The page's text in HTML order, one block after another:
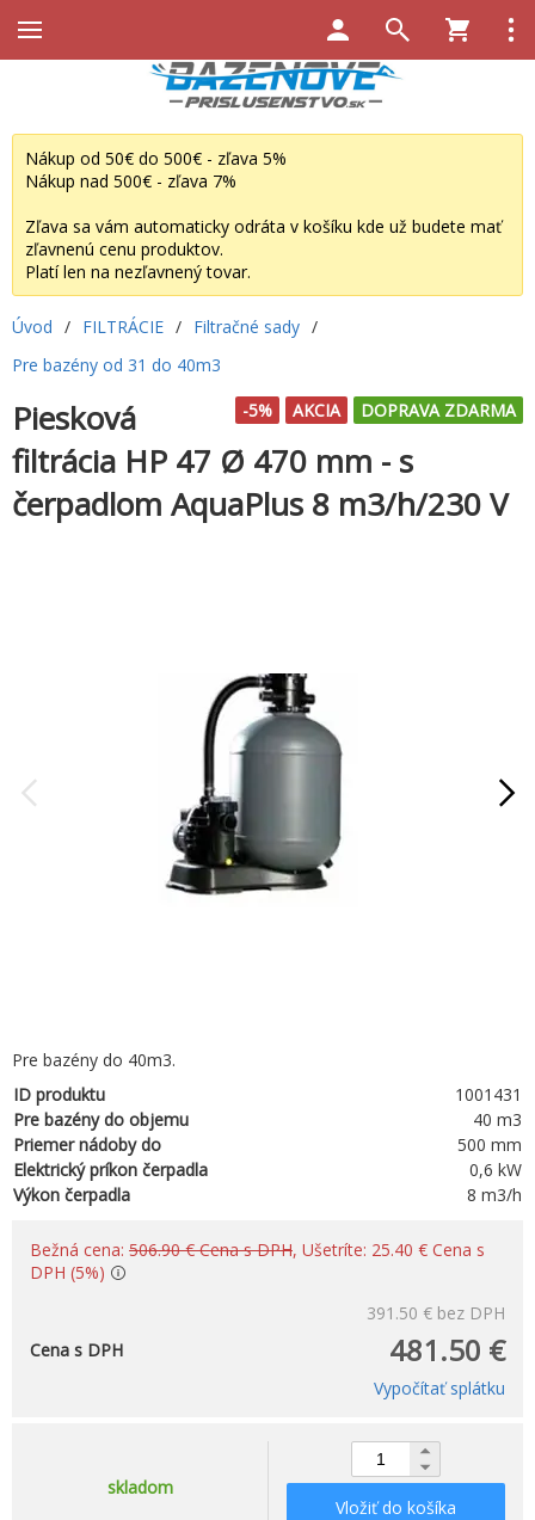
Nákup od 50€ do 500€ - zľava 5%
Nákup nad 500€ - zľava 7%
Zľava sa vám automaticky odráta v košíku kde už budete mať
zľavnenú cenu produktov.
Platí len na nezľavnený tovar.
Úvod / FILTRÁCIE / Filtračné sady /
Pre bazény od 31 do 40m3
DOPRAVA ZDARMA
AKCIA
-5%
Piesková
filtrácia HP 47 Ø 470 mm - s
čerpadlom AquaPlus 8 m3/h/230 V
Pre bazény do 40m3.
ID produktu
1001431
Pre bazény do objemu
40 m3
Priemer nádoby do
500 mm
Elektrický príkon čerpadla
0,6 kW
Výkon čerpadla
8 m3/h
Bežná cena: 506.90 € Cena s DPH, Ušetríte: 25.40 € Cena s
DPH (5%)
391.50 € bez DPH
481.50 €
Cena s DPH
Vypočítať splátku
skladom
Vložiť do košíka